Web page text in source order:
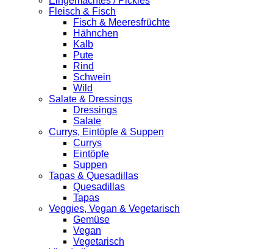
Fleisch & Fisch
Fisch & Meeresfrüchte
Hähnchen
Kalb
Pute
Rind
Schwein
Wild
Salate & Dressings
Dressings
Salate
Currys, Eintöpfe & Suppen
Currys
Eintöpfe
Suppen
Tapas & Quesadillas
Quesadillas
Tapas
Veggies, Vegan & Vegetarisch
Gemüse
Vegan
Vegetarisch